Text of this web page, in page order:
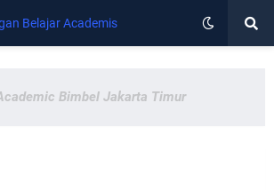
Bimbel Jakarta Timur